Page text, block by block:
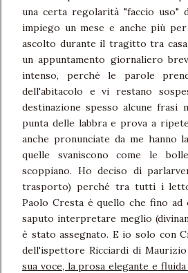
una certa regolarità "faccio uso"
impiego un mese e anche più
ascolto durante il tragitto tra
un appuntamento giornaliero
intenso, perché le parole
dell'abitacolo e vi restano
destinazione spesso alcune frasi
punta delle labbra e prova a
anche pronunciate da me hanno
quelle svaniscono come le
scoppiano. Ho deciso di
trasporto) perché tra tutti i
Paolo Cresta è quello che fino ad
saputo interpretare meglio
è stato assegnato. E io solo con
dell'ispettore Ricciardi di
sua voce, la prosa elegante e